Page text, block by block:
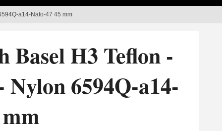
a14-Nato-47 45 mm
Basel H3 Teflon -
6594Q-a14-